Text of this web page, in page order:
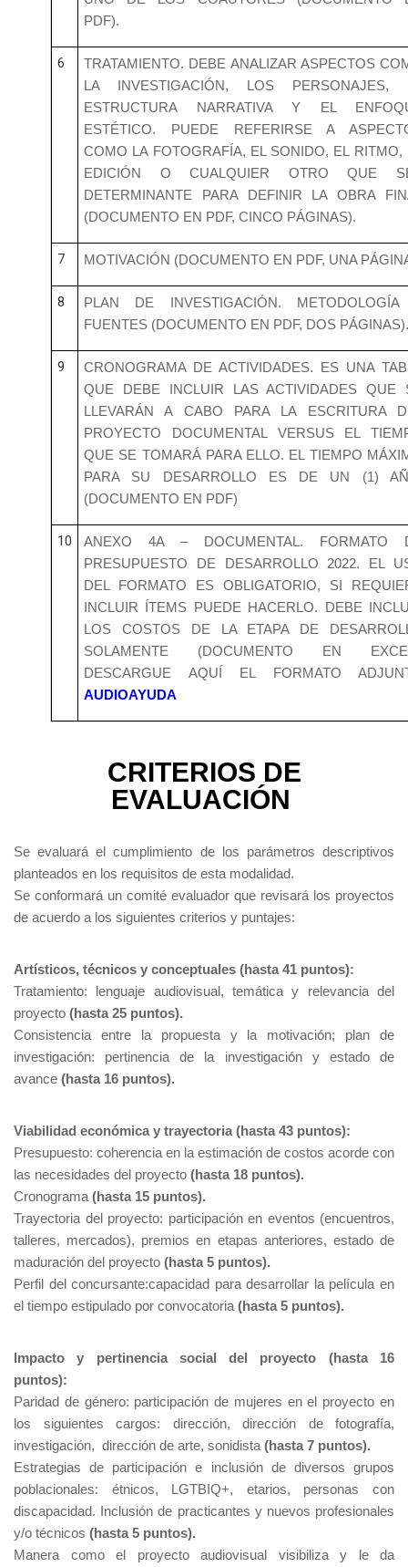
PDF).
6
TRATAMIENTO. DEBE ANALIZAR ASPECTOS
LA INVESTIGACIÓN, LOS PERSONAJES,
ESTRUCTURA NARRATIVA Y EL
ESTÉTICO. PUEDE REFERIRSE A
COMO LA FOTOGRAFÍA, EL SONIDO, EL RITMO,
EDICIÓN O CUALQUIER OTRO QUE
DETERMINANTE PARA DEFINIR LA OBRA
(DOCUMENTO EN PDF, CINCO PÁGINAS).
7 MOTIVACIÓN (DOCUMENTO EN PDF, UNA
8
PLAN DE INVESTIGACIÓN.
FUENTES (DOCUMENTO EN PDF, DOS PÁGINAS).
9
CRONOGRAMA DE ACTIVIDADES. ES UNA
QUE DEBE INCLUIR LAS ACTIVIDADES QUE
LLEVARÁN A CABO PARA LA ESCRITURA
PROYECTO DOCUMENTAL VERSUS EL
QUE SE TOMARÁ PARA ELLO. EL TIEMPO
PARA SU DESARROLLO ES DE UN (1)
(DOCUMENTO EN PDF)
10
ANEXO 4A – DOCUMENTAL. FORMATO
PRESUPUESTO DE DESARROLLO 2022. EL
DEL FORMATO ES OBLIGATORIO, SI
INCLUIR ÍTEMS PUEDE HACERLO. DEBE
LOS COSTOS DE LA ETAPA DE
SOLAMENTE (DOCUMENTO EN
DESCARGUE AQUÍ EL FORMATO
AUDIOAYUDA
CRITERIOS DE
EVALUACIÓN
Se evaluará el cumplimiento de los parámetros descriptivos
planteados en los requisitos de esta modalidad.
Se conformará un comité evaluador que revisará los proyectos
de acuerdo a los siguientes criterios y puntajes:
Artísticos, técnicos y conceptuales (hasta 41 puntos):
Tratamiento: lenguaje audiovisual, temática y relevancia del
proyecto (hasta 25 puntos).
Consistencia entre la propuesta y la motivación; plan de
investigación: pertinencia de la investigación y estado de
avance (hasta 16 puntos).
Viabilidad económica y trayectoria (hasta 43 puntos):
Presupuesto: coherencia en la estimación de costos acorde con
las necesidades del proyecto (hasta 18 puntos).
Cronograma (hasta 15 puntos).
Trayectoria del proyecto: participación en eventos (encuentros,
talleres, mercados), premios en etapas anteriores, estado de
maduración del proyecto (hasta 5 puntos).
Perfil del concursante:capacidad para desarrollar la película en
el tiempo estipulado por convocatoria (hasta 5 puntos).
Impacto y pertinencia social del proyecto (hasta 16
puntos):
Paridad de género: participación de mujeres en el proyecto en
los siguientes cargos: dirección, dirección de fotografía,
investigación, dirección de arte, sonidista (hasta 7 puntos).
Estrategias de participación e inclusión de diversos grupos
poblacionales: étnicos, LGTBIQ+, etarios, personas con
discapacidad. Inclusión de practicantes y nuevos profesionales
y/o técnicos (hasta 5 puntos).
Manera como el proyecto audiovisual visibiliza y le da